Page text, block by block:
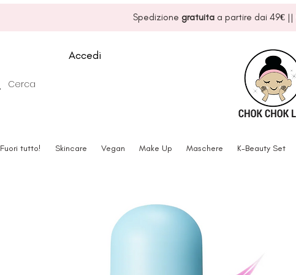
Spedizione gratuita a partire dai 49€ ||
Accedi
Fuori tutto! Skincare Vegan Make Up Maschere K-Beauty Set